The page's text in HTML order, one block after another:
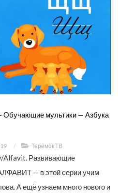
мультики — Азбука
/ Теремок ТВ
Alfavit. Развивающие
— в этой серии учим
А ещё узнаем много нового и